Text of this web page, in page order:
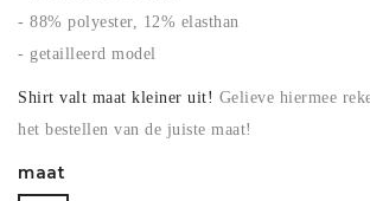
- 88% polyester, 12% elasthan
- getailleerd model
Shirt valt maat kleiner uit! Gelieve hiermee
het bestellen van de juiste maat!
maat